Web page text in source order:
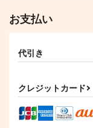
お支払い
代引き
クレジットカード